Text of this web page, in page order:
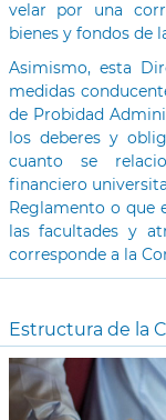
velar por una
bienes y fondos de
Asimismo, esta
medidas
de Probidad
los deberes y
cuanto se
financiero
Reglamento o que
las facultades y
corresponde a la
Estructura de la